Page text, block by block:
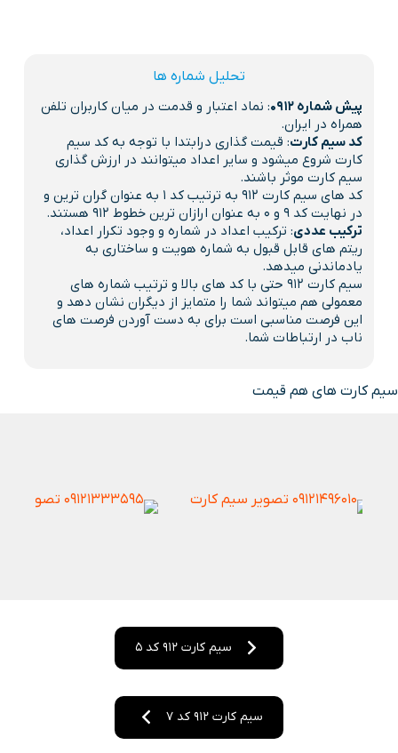
تحلیل شماره ها
پیش شماره 0912
: نماد اعتبار و قدمت در میان کاربران تلفن
همراه در ایران.
کد سیم کارت: قیمت گذاری درابتدا با توجه به کد سیم
کارت شروع میشود و سایر اعداد میتوانند در ارزش گذاری
سیم کارت موثر باشند.
کد های سیم کارت 912 به ترتیب کد 1 به عنوان گران ترین و
در نهایت کد 9 و 0 به عنوان ارازان ترین خطوط 912 هستند.
ترکیب عددی: ترکیب اعداد در شماره و وجود تکرار اعداد،
ریتم های قابل قبول به شماره هویت و ساختاری به
یادماندنی میدهد.
سیم کارت 912 حتی با کد های بالا و ترتیب شماره های
معمولی هم میتواند شما را متمایز از دیگران نشان دهد و
این فرصت مناسبی است برای به دست آوردن فرصت های
ناب در ارتباطات شما.
سیم کارت های هم قیمت
سیم کارت 912 کد 5
سیم کارت 912 کد 7